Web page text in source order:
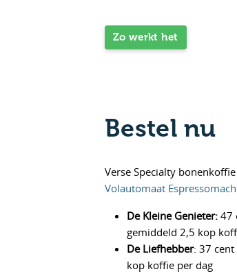
Zo werkt het
Bestel nu
Verse Specialty
Volautomaat
De Kleine Genieter: 47
gemiddeld 2,5 kop
De Liefhebber: 37
kop koffie per dag